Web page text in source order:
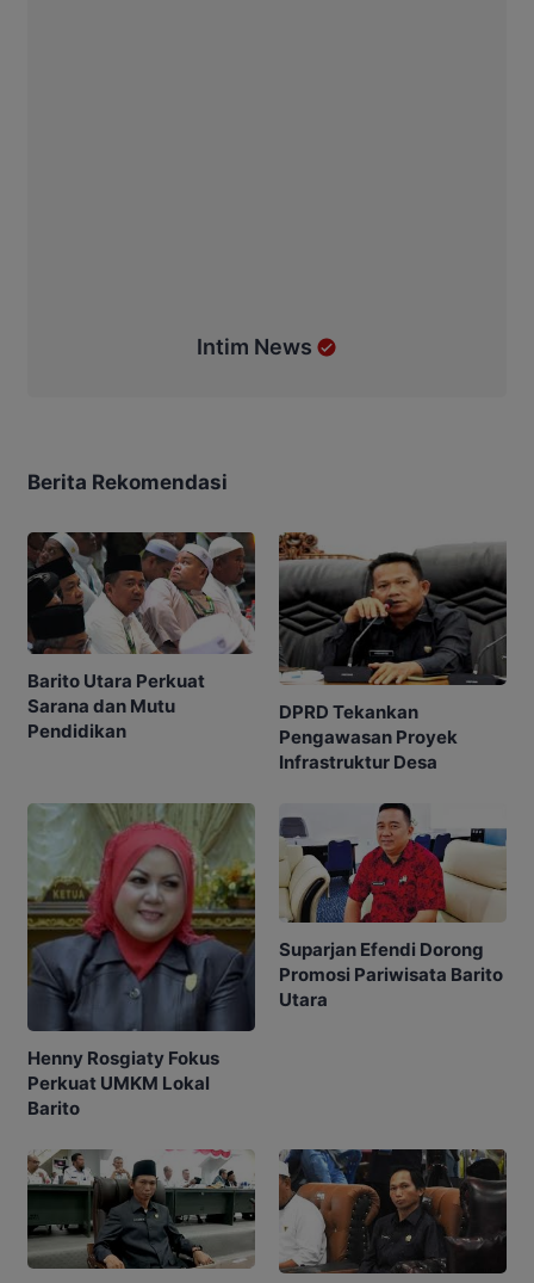
Intim News
Berita Rekomendasi
Barito Utara Perkuat
Sarana dan Mutu
Pendidikan
DPRD Tekankan
Pengawasan Proyek
Infrastruktur Desa
Henny Rosgiaty Fokus
Perkuat UMKM Lokal
Barito
Suparjan Efendi Dorong
Promosi Pariwisata Barito
Utara